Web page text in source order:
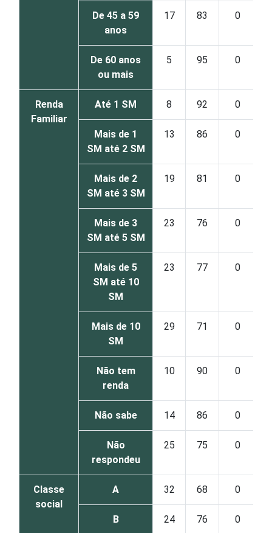
De 45 a 59
anos
17 83 0
De 60 anos
ou mais
5 95 0
Renda
Familiar
Até 1 SM 8 92 0
Mais de 1
SM até 2 SM
13 86 0
Mais de 2
SM até 3 SM
19 81 0
Mais de 3
SM até 5 SM
23 76 0
Mais de 5
SM até 10
SM
23 77 0
Mais de 10
SM
29 71 0
Não tem
renda
10 90 0
Não sabe 14 86 0
Não
respondeu
25 75 0
Classe
social
A 32 68 0
B 24 76 0